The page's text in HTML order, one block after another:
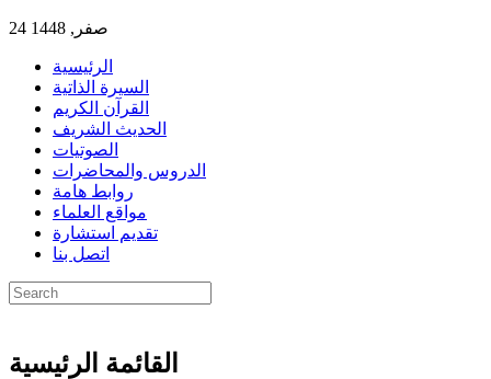
24 صفر, 1448
الرئيسية
السيرة الذاتية
القرآن الكريم
الحديث الشريف
الصوتيات
الدروس والمحاضرات
روابط هامة
مواقع العلماء
تقديم استشارة
اتصل بنا
القائمة الرئيسية